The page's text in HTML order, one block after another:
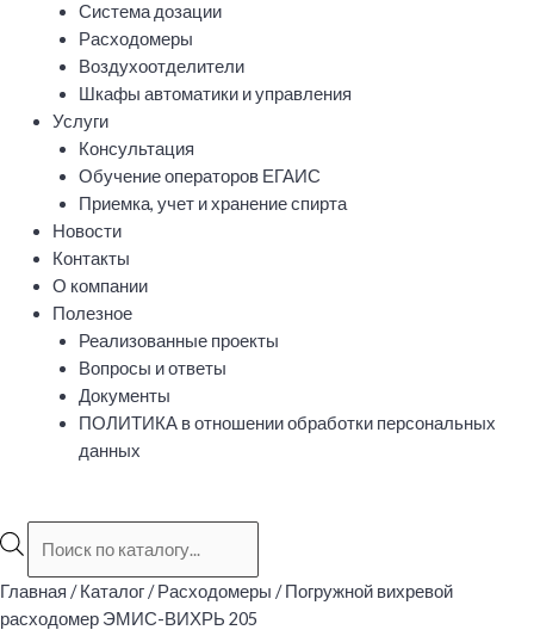
Система дозации
Расходомеры
Воздухоотделители
Шкафы автоматики и управления
Услуги
Консультация
Обучение операторов ЕГАИС
Приемка, учет и хранение спирта
Новости
Контакты
О компании
Полезное
Реализованные проекты
Вопросы и ответы
Документы
ПОЛИТИКА в отношении обработки персональных
данных
товаров
Главная /Каталог/Расходомеры / Погружной вихревой
расходомер ЭМИС-ВИХРЬ 205